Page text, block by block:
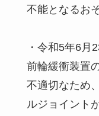
不能となるおそ
・令和5年6月
前輪緩衝装置
不適切なため
ルジョイント